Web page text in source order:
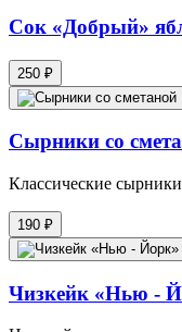
Сок «Добрый»
250 ₽
Сырники со
Классические
190 ₽
Чизкейк «Нью -